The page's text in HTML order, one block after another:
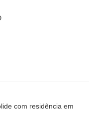
com residência em